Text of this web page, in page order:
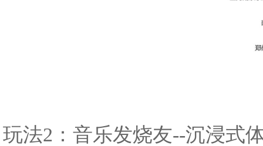
玩法2：音乐发烧友--沉浸式